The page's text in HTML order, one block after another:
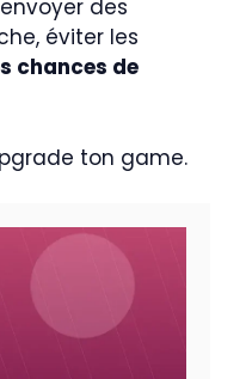
des
éviter les
chances de
ton game.